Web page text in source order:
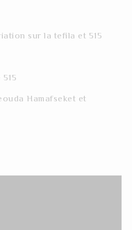
sur la tefila et 515
Hamafseket et